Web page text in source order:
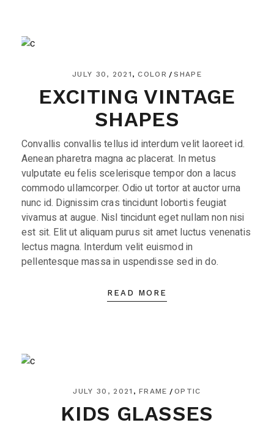
JULY 30, 2021 COLOR SHAPE
EXCITING VINTAGE
SHAPES
Convallis convallis tellus id interdum velit laoreet id.
Aenean pharetra magna ac placerat. In metus
vulputate eu felis scelerisque tempor don a lacus
commodo ullamcorper. Odio ut tortor at auctor urna
nunc id. Dignissim cras tincidunt lobortis feugiat
vivamus at augue. Nisl tincidunt eget nullam non nisi
est sit. Elit ut aliquam purus sit amet luctus venenatis
lectus magna. Interdum velit euismod in
pellentesque massa in uspendisse sed in do.
READ MORE
JULY 30, 2021 FRAME OPTIC
KIDS GLASSES